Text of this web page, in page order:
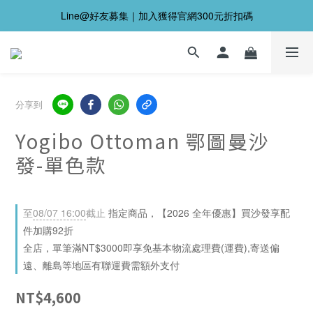
Line@好友募集｜加入獲得官網300元折扣碼
分享到
Yogibo Ottoman 鄂圖曼沙
發-單色款
至08/07 16:00截止 指定商品，【2026 全年優惠】買沙發享配
件加購92折
全店，單筆滿NT$3000即享免基本物流處理費(運費),寄送偏
遠、離島等地區有聯運費需額外支付
NT$4,600